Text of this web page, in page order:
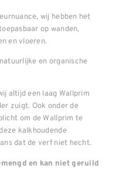
wij hebben het
op wanden,
en vloeren.
en organische
altijd een laag Wallprim
zuigt. Ook onder de
om de Wallprim te
kalkhoudende
dat de verf niet hecht.
en kan niet geruild